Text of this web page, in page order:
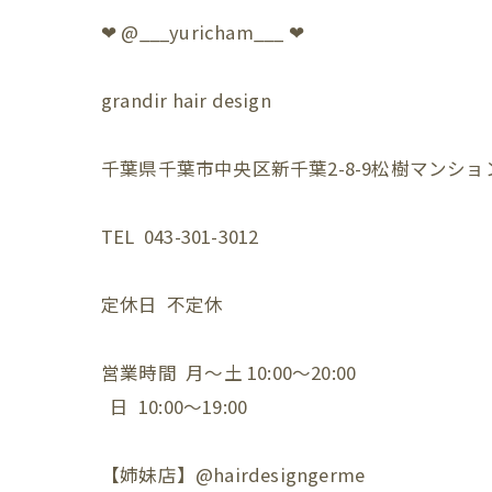
❤︎ @___yuricham___ ❤︎
grandir hair design
千葉県千葉市中央区新千葉2-8-9松樹マンショ
TEL 043-301-3012
定休日 不定休
営業時間 月〜土 10:00〜20:00
日 10:00〜19:00
【姉妹店】@hairdesigngerme